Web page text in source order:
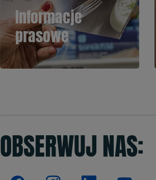
Informacje
prasowe
OBSERWUJ NAS: